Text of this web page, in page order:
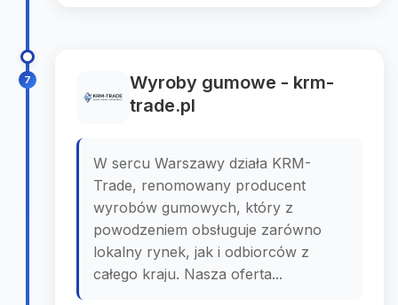
7
Wyroby gumowe - krm-
trade.pl
W sercu Warszawy działa KRM-
Trade, renomowany producent
wyrobów gumowych, który z
powodzeniem obsługuje zarówno
lokalny rynek, jak i odbiorców z
całego kraju. Nasza oferta...